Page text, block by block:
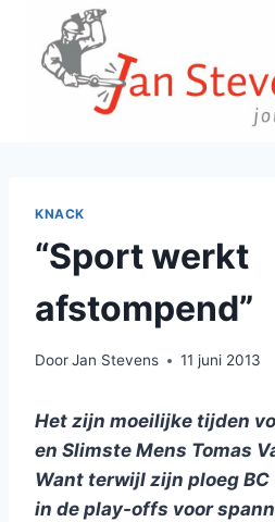
Doorgaan
inhoud
KNACK
“Sport werkt
afstompend”
DoorJan Stevens 11 juni 2013
Het zijn moeilijke tijden
en Slimste Mens Tomas
Want terwijl zijn ploeg
in de play-offs voor